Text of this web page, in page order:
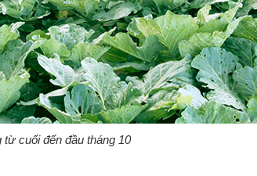
cuối đến đầu tháng 10